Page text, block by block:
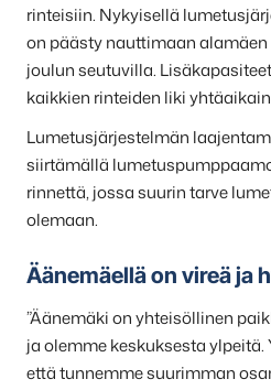
rinteisiin. Nykyisellä
on päästy nauttimaan
joulun seutuvilla.
kaikkien rinteiden liki
Lumetusjärjestelmän
siirtämällä
rinnettä, jossa suurin tarve
olemaan.
Äänemäellä on vireä ja
”Äänemäki on yhteisöllinen
ja olemme keskuksesta
että tunnemme suurimman